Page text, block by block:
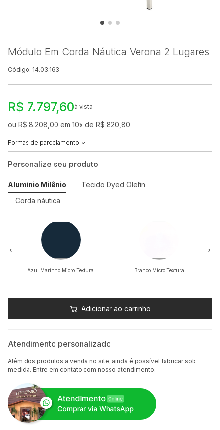
Módulo Em Corda Náutica Verona 2 Lugares
Código: 14.03.163
R$ 7.797,60à vista
ou R$ 8.208,00 em 10x de R$ 820,80
Formas de parcelamento
Personalize seu produto
Alumínio Milênio
Tecido Dyed Olefin
Corda náutica
Azul Marinho Micro Textura Branco Micro Textura
Adicionar ao carrinho
Atendimento personalizado
Além dos produtos a venda no site, ainda é possível fabricar sob
medida. Entre em contato com nosso atendimento.